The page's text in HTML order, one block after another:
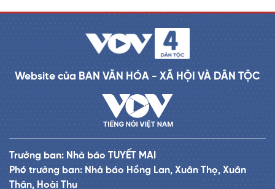
Website của BAN VĂN HÓA - XÃ HỘI VÀ DÂN TỘC
Trưởng ban: Nhà báo TUYẾT MAI
Phó trưởng ban: Nhà báo Hồng Lan, Xuân Thọ, Xuân
Thân, Hoài Thu